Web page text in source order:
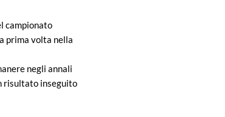
campionato
prima volta nella
negli annali
risultato inseguito